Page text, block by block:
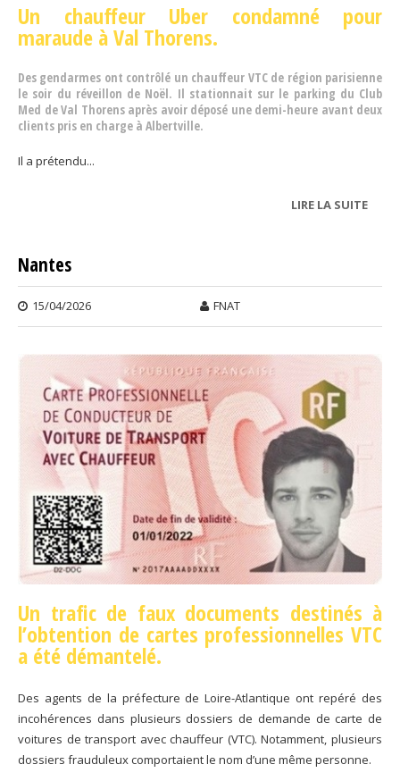
Un chauffeur Uber condamné pour
maraude à Val Thorens.
Des gendarmes ont contrôlé un chauffeur VTC de région parisienne
le soir du réveillon de Noël. Il stationnait sur le parking du Club
Med de Val Thorens après avoir déposé une demi-heure avant deux
clients pris en charge à Albertville.
Il a prétendu...
LIRE LA SUITEDE
Nantes
15/04/2026 FNAT
Un trafic de faux documents destinés à
l’obtention de cartes professionnelles VTC
a été démantelé.
Des agents de la préfecture de Loire-Atlantique ont repéré des
incohérences dans plusieurs dossiers de demande de carte de
voitures de transport avec chauffeur (VTC). Notamment, plusieurs
dossiers frauduleux comportaient le nom d’une même personne.